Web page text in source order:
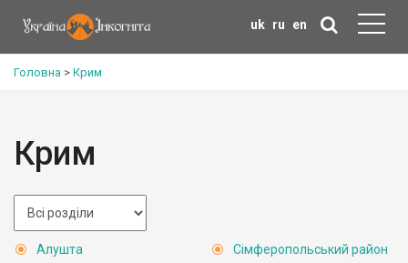
uk ru en
Головна > Крим
Крим
Алушта
Сімферопольський район